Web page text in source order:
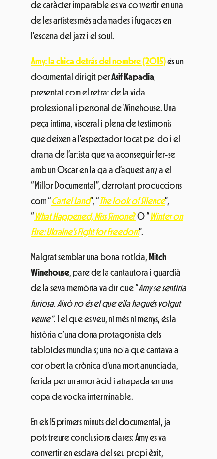
de caràcter imparable es va convertir en una
de les artistes més aclamades i fugaces en
l’escena del jazz i el soul.
Amy: la chica detrás del nombre (2015)és un
documental dirigit perAsif Kapadia,
presentat com el retrat de la vida
professional i personal de Winehouse. Una
peça íntima, visceral i plena de testimonis
que deixen a l’espectador tocat pel do i el
drama de l’artista que va aconseguir fer-se
amb un Oscar en la gala d’aquest any a el
“Millor Documental”, derrotant produccions
com “Cartel Land”, “The look of Silence”,
“What Happened, Miss Simone?O “Winter on
Fire: Ukraine’s Fight for Freedom”.
Malgrat semblar una bona notícia, Mitch
Winehouse, pare de la cantautora i guardià
de la seva memòria va dir que “Amy se sentiria
furiosa. Això no és el que ella hagués volgut
veure”. I el que es veu, ni més ni menys, és la
història d’una dona protagonista dels
tabloides mundials; una noia que cantava a
cor obert la crònica d’una mort anunciada,
ferida per un amor àcid i atrapada en una
copa de vodka interminable.
En els 15 primers minuts del documental, ja
pots treure conclusions clares: Amy es va
convertir en esclava del seu propi èxit,